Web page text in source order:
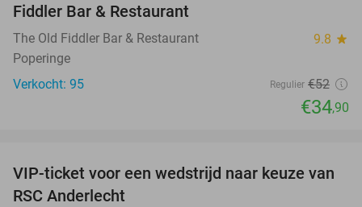
Fiddler Bar & Restaurant
The Old Fiddler Bar & Restaurant 9.8 star
Poperinge
Verkocht: 95
Regulier €52
€34,90
70%
VIP-ticket voor een wedstrijd naar keuze van
RSC Anderlecht